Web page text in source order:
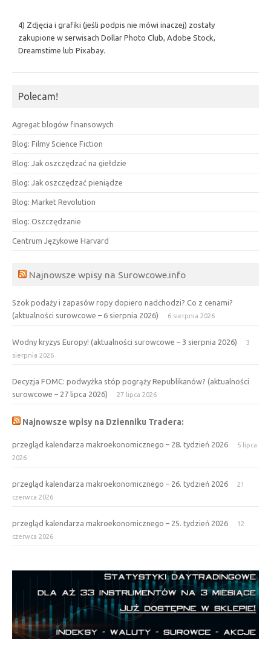
4) Zdjęcia i grafiki (jeśli podpis nie mówi inaczej) zostały
zakupione w serwisach Dollar Photo Club, Adobe Stock,
Dreamstime lub Pixabay.
Polecam!
Agregat blogów finansowych
Blog: Filmy Science Fiction
Blog: Jak oszczędzać na giełdzie
Blog: Jak oszczędzać pieniądze
Blog: Market Revolution
Blog: Oszczędzanie
Centrum Językowe Harvard
Najnowsze wpisy na Surowcowe.info
Szok podaży i zapasów ropy dopiero nadchodzi? Co z cenami?
(aktualności surowcowe – 6 sierpnia 2026)
6 sierpnia 2026
Wodny kryzys Europy! (aktualności surowcowe – 3 sierpnia 2026)
3
sierpnia 2026
Decyzja FOMC: podwyżka stóp pogrąży Republikanów? (aktualności
surowcowe – 27 lipca 2026)
27 lipca 2026
Najnowsze wpisy na Dzienniku Tradera:
przegląd kalendarza makroekonomicznego – 28. tydzień 2026
5 lipca
2026
przegląd kalendarza makroekonomicznego – 26. tydzień 2026
21
czerwca 2026
przegląd kalendarza makroekonomicznego – 25. tydzień 2026
12
czerwca 2026